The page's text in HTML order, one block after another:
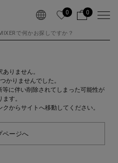
0 0
ありません。
かりませんでした。
に伴い削除されてしまった可能性が
ます。
からサイトへ移動してください。
ページへ